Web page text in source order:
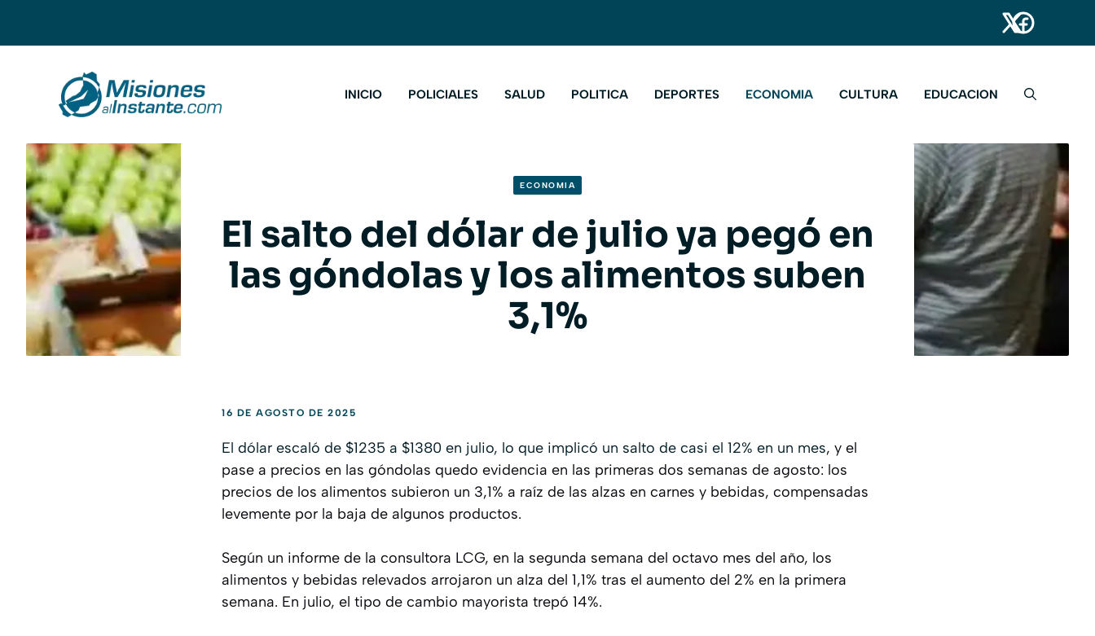
INICIO POLICIALES SALUD POLITICA DEPORTES ECONOMIA CULTURA EDUCACION
ECONOMIA
El salto del dólar de julio ya pegó en
las góndolas y los alimentos suben
3,1%
16 DE AGOSTO DE 2025
El dólar escaló de $1235 a $1380 en julio, lo que implicó un salto de casi el 12% en un mes, y el
pase a precios en las góndolas quedo evidencia en las primeras dos semanas de agosto: los
precios de los alimentos subieron un 3,1% a raíz de las alzas en carnes y bebidas, compensadas
levemente por la baja de algunos productos.
Según un informe de la consultora LCG, en la segunda semana del octavo mes del año, los
alimentos y bebidas relevados arrojaron un alza del 1,1% tras el aumento del 2% en la primera
semana. En julio, el tipo de cambio mayorista trepó 14%.